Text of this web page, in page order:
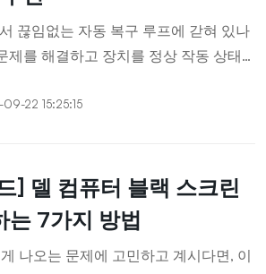
끊임없는 자동 복구 루프에 갇혀 있나
제를 해결하고 장치를 정상 작동 상태
별하세요.
22 15:25:15
] 델 컴퓨터 블랙 스크린
는 7가지 방법
나오는 문제에 고민하고 계시다면, 이